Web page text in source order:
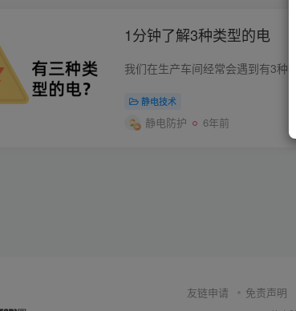
1分钟了解3种类型的电
静电技术
静电防护 6年前
友链申请 免责声明